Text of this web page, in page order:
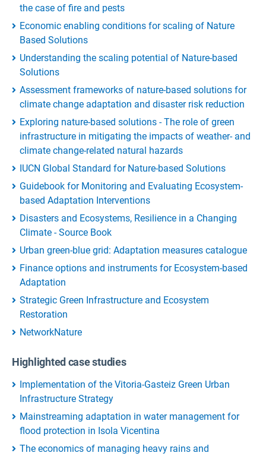
the case of fire and pests
Economic enabling conditions for scaling of Nature
Based Solutions
Understanding the scaling potential of Nature-based
Solutions
Assessment frameworks of nature-based solutions for
climate change adaptation and disaster risk reduction
Exploring nature-based solutions - The role of green
infrastructure in mitigating the impacts of weather- and
climate change-related natural hazards
IUCN Global Standard for Nature-based Solutions
Guidebook for Monitoring and Evaluating Ecosystem-
based Adaptation Interventions
Disasters and Ecosystems, Resilience in a Changing
Climate - Source Book
Urban green-blue grid: Adaptation measures catalogue
Finance options and instruments for Ecosystem-based
Adaptation
Strategic Green Infrastructure and Ecosystem
Restoration
NetworkNature
Highlighted case studies
Implementation of the Vitoria-Gasteiz Green Urban
Infrastructure Strategy
Mainstreaming adaptation in water management for
flood protection in Isola Vicentina
The economics of managing heavy rains and